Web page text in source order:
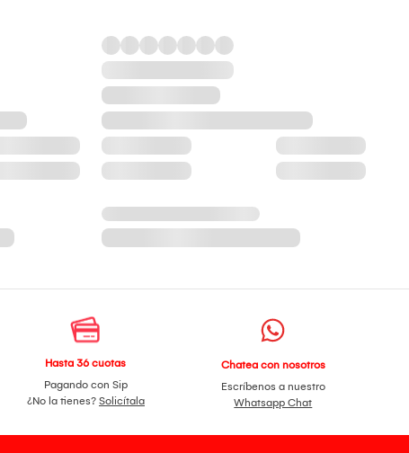
Hasta 36 cuotas
Pagando con Sip
¿No la tienes? Solicítala
Chatea con nosotros
Escríbenos a nuestro
Whatsapp Chat